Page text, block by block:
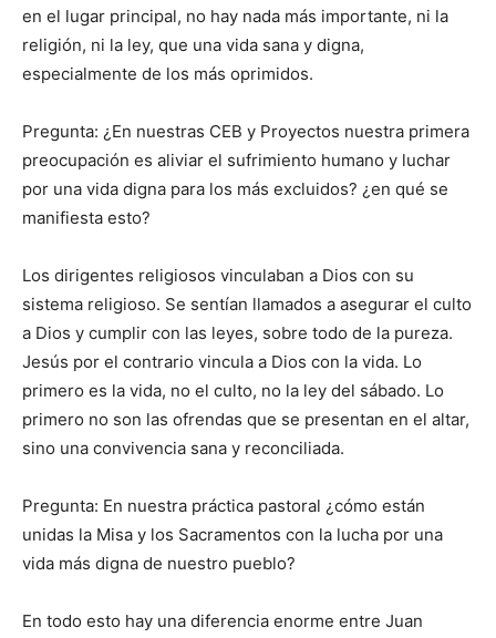
en el lugar principal, no hay nada más importante, ni la
religión, ni la ley, que una vida sana y digna,
especialmente de los más oprimidos.
Pregunta: ¿En nuestras CEB y Proyectos nuestra primera
preocupación es aliviar el sufrimiento humano y luchar
por una vida digna para los más excluidos? ¿en qué se
manifiesta esto?
Los dirigentes religiosos vinculaban a Dios con su
sistema religioso. Se sentían llamados a asegurar el culto
a Dios y cumplir con las leyes, sobre todo de la pureza.
Jesús por el contrario vincula a Dios con la vida. Lo
primero es la vida, no el culto, no la ley del sábado. Lo
primero no son las ofrendas que se presentan en el altar,
sino una convivencia sana y reconciliada.
Pregunta: En nuestra práctica pastoral ¿cómo están
unidas la Misa y los Sacramentos con la lucha por una
vida más digna de nuestro pueblo?
En todo esto hay una diferencia enorme entre Juan